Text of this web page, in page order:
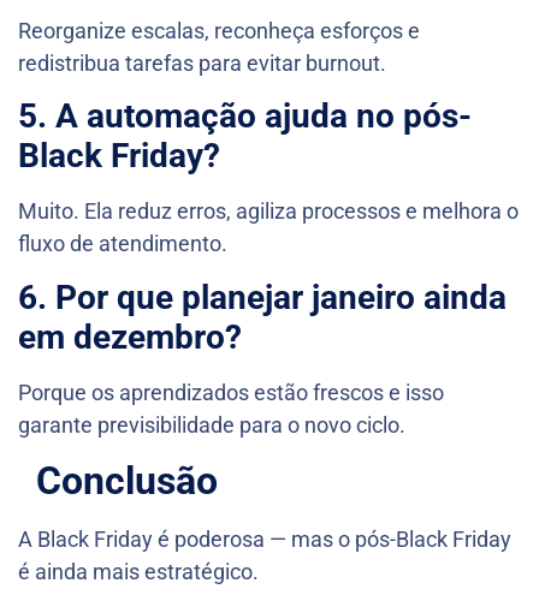
Reorganize escalas, reconheça esforços e
redistribua tarefas para evitar burnout.
5. A automação ajuda no pós-
Black Friday?
Muito. Ela reduz erros, agiliza processos e melhora o
fluxo de atendimento.
6. Por que planejar janeiro ainda
em dezembro?
Porque os aprendizados estão frescos e isso
garante previsibilidade para o novo ciclo.
Conclusão
A Black Friday é poderosa — mas o pós-Black Friday
é ainda mais estratégico.